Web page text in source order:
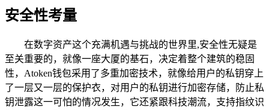
安全性考量
在数字资产这个充满机遇与挑战的世界里,安全性无疑是
至关重要的，就像一座大厦的基石，决定着整个建筑的稳固
性，Atoken钱包采用了多重加密技术，就像给用户的私钥穿上
了一层又一层的保护衣，对用户的私钥进行加密存储，防止私
钥泄露这一可怕的情况发生，它还紧跟科技潮流，支持指纹识